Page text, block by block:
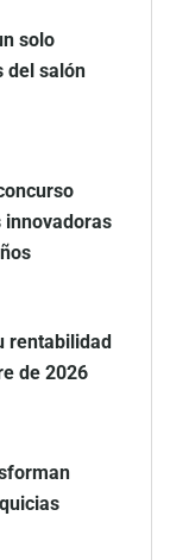
solo
del salón
innovadoras
rentabilidad
de 2026